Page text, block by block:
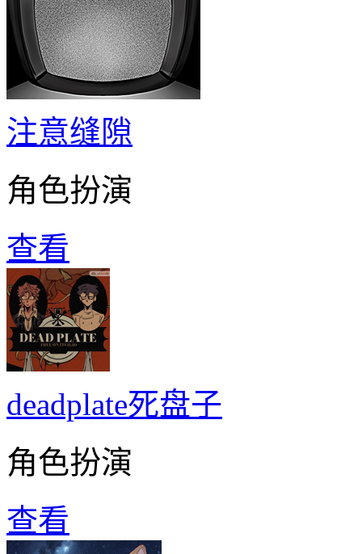
注意缝隙
角色扮演
查看
deadplate死盘子
角色扮演
查看